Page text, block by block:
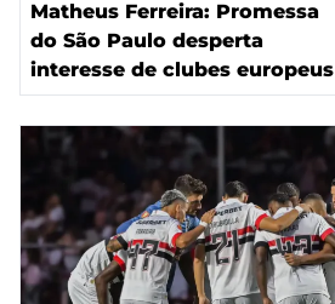
Matheus Ferreira: Promessa
do São Paulo desperta
interesse de clubes europeus